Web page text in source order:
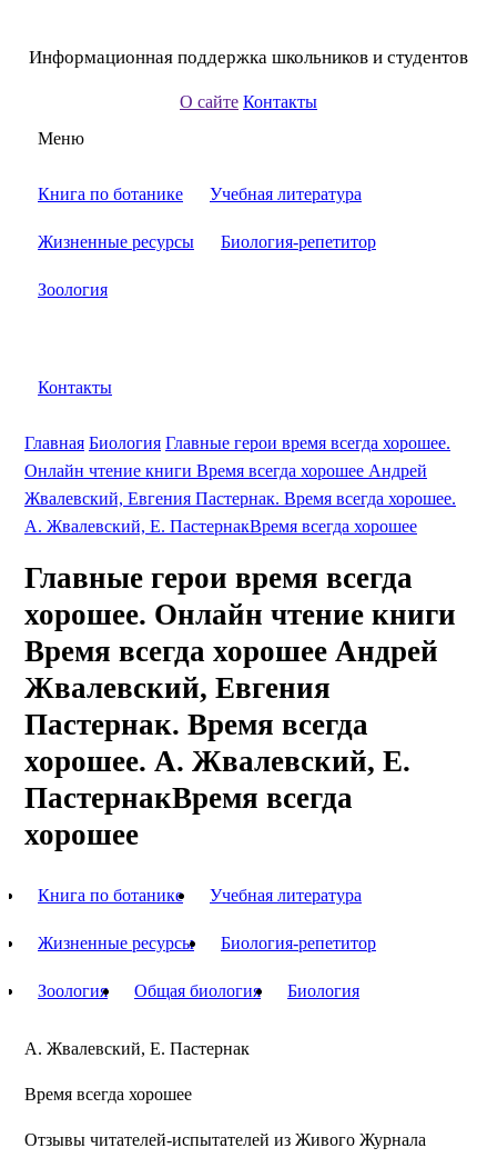
Информационная поддержка школьников и студентов
О сайте Контакты
Меню
Книга по ботанике Учебная литература
Жизненные ресурсы Биология-репетитор
Зоология
Контакты
Главная Биология Главные герои время всегда хорошее.
Онлайн чтение книги Время всегда хорошее Андрей
Жвалевский, Евгения Пастернак. Время всегда хорошее.
А. Жвалевский, Е. ПастернакВремя всегда хорошее
Главные герои время всегда
хорошее. Онлайн чтение книги
Время всегда хорошее Андрей
Жвалевский, Евгения
Пастернак. Время всегда
хорошее. А. Жвалевский, Е.
ПастернакВремя всегда
хорошее
Книга по ботанике Учебная литература
Жизненные ресурсы Биология-репетитор
Зоология Общая биология Биология
А. Жвалевский, Е. Пастернак
Время всегда хорошее
Отзывы читателей-испытателей из Живого Журнала